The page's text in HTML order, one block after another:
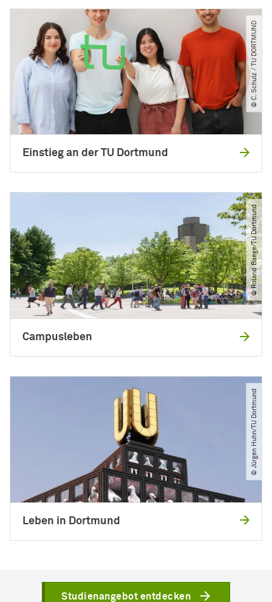
© C. Schulz ​/​ TU DORTMUND
Einstieg an der TU Dortmund
© Roland Baege​/​TU Dortmund
Campusleben
© Jürgen Huhn​/​TU Dortmund
Leben in Dortmund
Studienangebot entdecken